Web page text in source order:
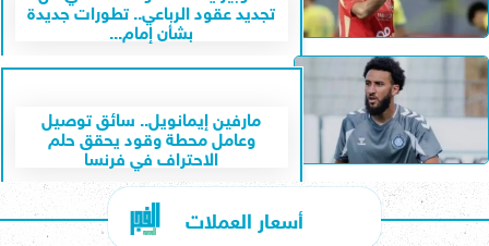
تجديد عقود الرباعي.. تطورات جديدة
بشأن إمام...
مارفين إيمانويل.. سائق توصيل
وعامل محطة وقود يحقق حلم
الاحتراف في فرنسا
أسعار العملات